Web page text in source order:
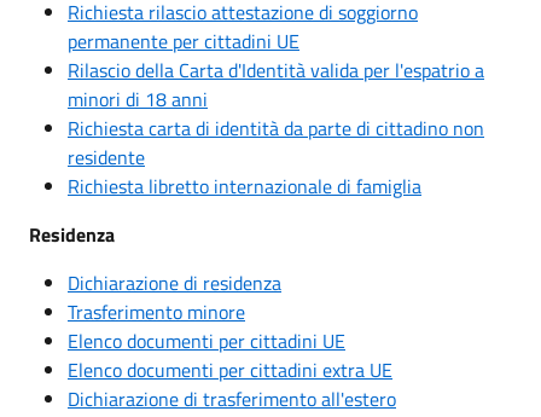
Richiesta rilascio attestazione di soggiorno
permanente per cittadini UE
Rilascio della Carta d'Identità valida per l'espatrio a
minori di 18 anni
Richiesta carta di identità da parte di cittadino non
residente
Richiesta libretto internazionale di famiglia
Residenza
Dichiarazione di residenza
Trasferimento minore
Elenco documenti per cittadini UE
Elenco documenti per cittadini extra UE
Dichiarazione di trasferimento all'estero